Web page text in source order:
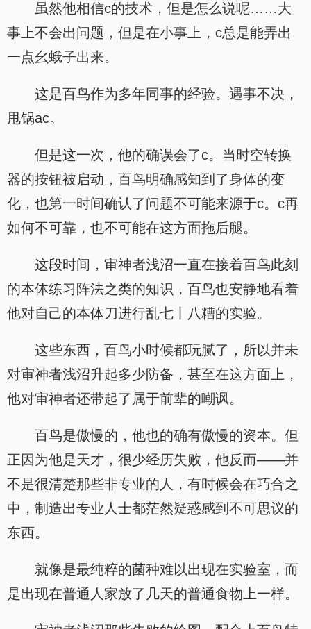
虽然他相信c的技术，但是怎么说呢……大
事上不会出问题，但是在小事上，c总是能弄出
一点幺蛾子出来。
这是百鸟作为多年同事的经验。遇事不决，
甩锅ac。
但是这一次，他的确误会了c。当时空转换
器的按钮被启动，百鸟明确感知到了身体的变
化，也第一时间确认了问题不可能来源于c。c再
如何不可靠，也不可能在这方面拖后腿。
这段时间，审神者浅沼一直在接着百鸟此刻
的本体练习阵法之类的知识，百鸟也安静地看着
他对自己的本体刀进行乱七丨八糟的实验。
这些东西，百鸟小时候都玩腻了，所以并未
对审神者浅沼升起多少防备，甚至在这方面上，
他对审神者还带起了属于前辈的嘲讽。
百鸟是傲慢的，他也的确有傲慢的资本。但
正因为他是天才，很少经历失败，他反而——并
不是很清楚那些非专业的人，有时候会在巧合之
中，制造出专业人士都茫然疑惑感到不可思议的
东西。
就像是最纯粹的菌种难以出现在实验室，而
是出现在普通人家放了几天的普通食物上一样。